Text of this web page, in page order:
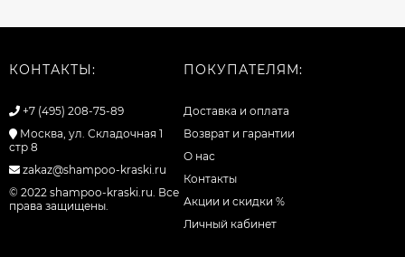
КОНТАКТЫ:
+7 (495) 208-75-89
Москва, ул. Складочная 1
стр 8
zakaz@shampoo-kraski.ru
© 2022 shampoo-kraski.ru. Все
права защищены.
ПОКУПАТЕЛЯМ:
Доставка и оплата
Возврат и гарантии
О нас
Контакты
Акции и скидки %
Личный кабинет